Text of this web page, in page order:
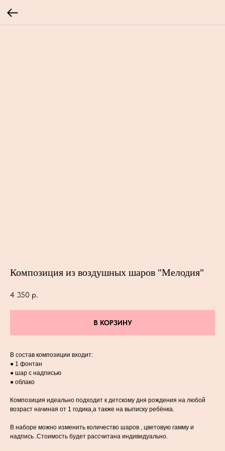
Композиция из воздушных шаров "Мелодия"
4 350 р.
В КОРЗИНУ
В состав композиции входит:
● 1 фонтан
● шар с надписью
● облако
Композиция идеально подходит к детскому дня рождения на любой
возраст начиная от 1 годика,а также на выписку ребёнка.
В наборе можно изменить количество шаров , цветовую гамму и
надпись .Стоимость будет рассчитана индивидуально.